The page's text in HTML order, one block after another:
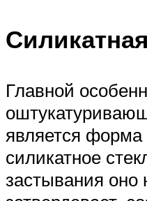
Силикатная
Главной
является
силикатное
застывания оно